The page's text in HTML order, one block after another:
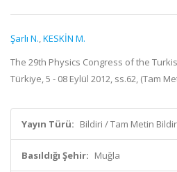
Şarlı N.,KESKİN M.
The 29th Physics Congress of the
Türkiye, 5 - 08 Eylül 2012, ss.62, (Tam
Yayın Türü: Bildiri / Tam Metin
Basıldığı Şehir: Muğla